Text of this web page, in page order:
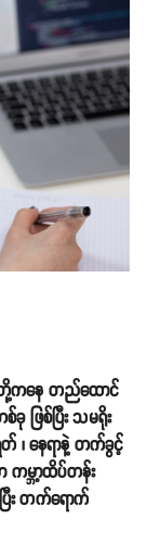
ကနေ တည်ထောင်
ဖြစ်ပြီး သမရိုး
၊ နေရာနဲ့ တက်ခွင့်
ကမ္ဘာ့ထိပ်တန်း
း တက်ရောက်